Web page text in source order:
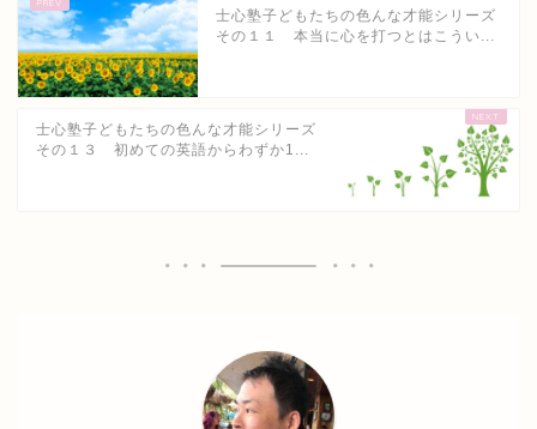
士心塾子どもたちの色んな才能シリーズ
その１１ 本当に心を打つとはこうい...
士心塾子どもたちの色んな才能シリーズ
その１３ 初めての英語からわずか1...